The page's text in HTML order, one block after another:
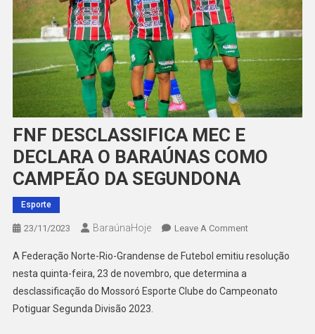
FNF DESCLASSIFICA MEC E
DECLARA O BARAÚNAS COMO
CAMPEÃO DA SEGUNDONA
Esporte
23/11/2023 BaraúnaHoje Leave A CommentOn
DESCLASSIFICA
E
A Federação Norte-Rio-Grandense de Futebol emitiu resolução
nesta quinta-feira, 23 de novembro, que determina a
desclassificação do Mossoró Esporte Clube do Campeonato
Potiguar Segunda Divisão 2023.